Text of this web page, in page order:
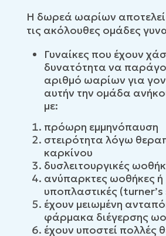
Η δωρεά ωαρίων αποτελεί
τις ακόλουθες ομάδες
Γυναίκες που έχουν
δυνατότητα να
αριθμό ωαρίων για
αυτήν την ομάδα
με:
πρόωρη εμμηνόπαυση
στειρότητα λόγω
καρκίνου
δυσλειτουργικές
ανύπαρκτες ωοθήκες ή
υποπλαστικές
έχουν μειωμένη
φάρμακα διέγερσης
έχουν υποστεί πολλές